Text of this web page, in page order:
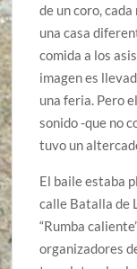
de un coro,
una casa
comida a los
imagen es
una feria. Pero
sonido -que no
tuvo un
El baile estaba
calle Batalla de
“Rumba
organizadores